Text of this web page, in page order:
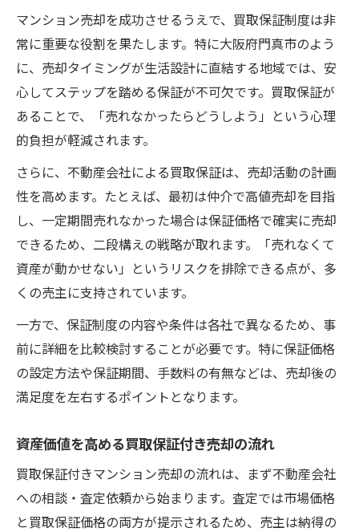
買取保証を活かした価格アップのポイント
マンション売却を成功させるうえで、買取保証制度は非
常に重要な役割を果たします。特に大阪府門真市のよう
に、売却タイミングが生活設計に直結する地域では、安
心してステップを踏める保証が不可欠です。買取保証が
あることで、「売れなかったらどうしよう」という心理
的負担が軽減されます。
さらに、不動産会社による買取保証は、売却活動の計画
性を高めます。たとえば、最初は仲介で高値売却を目指
し、一定期間売れなかった場合は保証価格で確実に売却
できるため、二段構えの戦略が取れます。「売れなくて
資産が動かせない」というリスクを排除できる点が、多
くの売主に支持されています。
一方で、保証制度の内容や条件は各社で異なるため、事
前に詳細を比較検討することが必要です。特に保証価格
の設定方法や保証期間、手数料の有無などは、売却後の
満足度を左右するポイントとなります。
資産価値を高める買取保証付き売却の流れ
買取保証付きマンション売却の流れは、まず不動産会社
への相談・査定依頼から始まります。査定では市場価格
と買取保証価格の両方が提示されるため、売主は納得の